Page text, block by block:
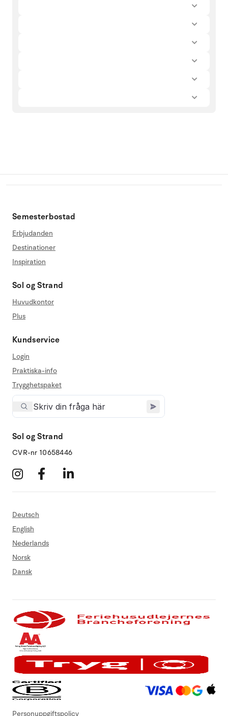
Semesterbostad
Erbjudanden
Destinationer
Inspiration
Sol og Strand
Huvudkontor
Plus
Kundservice
Login
Praktiska-info
Trygghetspaket
Sol og Strand
CVR-nr 10658446
Deutsch
English
Nederlands
Norsk
Dansk
Personuppgiftspolicy